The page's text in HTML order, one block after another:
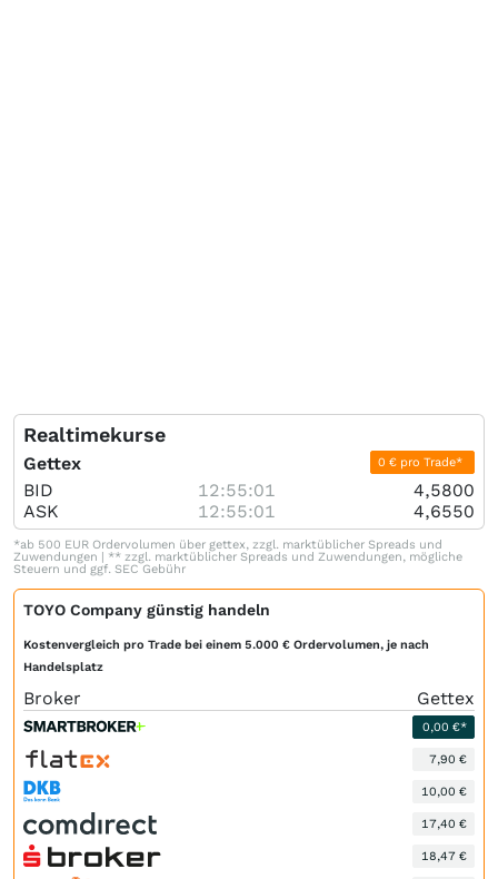
Realtimekurse
Gettex 0 € pro Trade*
BID 12:55:01
4,5800
ASK
12:55:01 4,6550
*ab 500 EUR Ordervolumen über gettex, zzgl. marktüblicher Spreads und
Zuwendungen | ** zzgl. marktüblicher Spreads und Zuwendungen, mögliche
Steuern und ggf. SEC Gebühr
TOYO Company günstig handeln
Kostenvergleich pro Trade bei einem 5.000 € Ordervolumen, je nach
Handelsplatz
Broker Gettex
0,00 €*
7,90 €
10,00 €
17,40 €
18,47 €